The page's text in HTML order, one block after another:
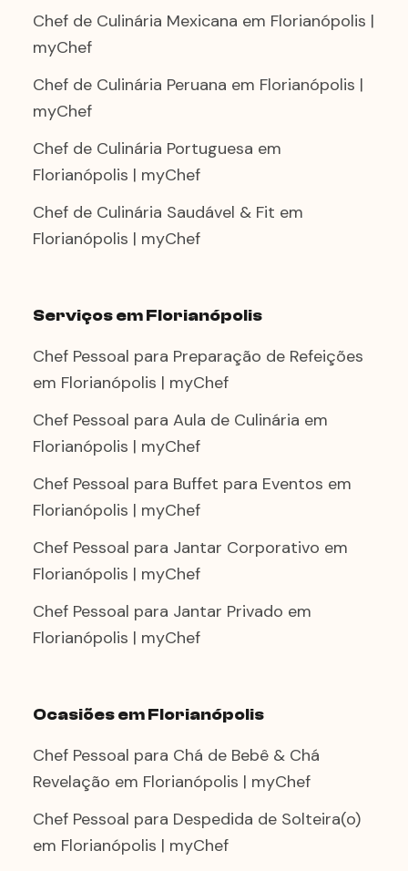
Chef de Culinária Mexicana em Florianópolis |
myChef
Chef de Culinária Peruana em Florianópolis |
myChef
Chef de Culinária Portuguesa em
Florianópolis | myChef
Chef de Culinária Saudável & Fit em
Florianópolis | myChef
Serviços em Florianópolis
Chef Pessoal para Preparação de Refeições
em Florianópolis | myChef
Chef Pessoal para Aula de Culinária em
Florianópolis | myChef
Chef Pessoal para Buffet para Eventos em
Florianópolis | myChef
Chef Pessoal para Jantar Corporativo em
Florianópolis | myChef
Chef Pessoal para Jantar Privado em
Florianópolis | myChef
Ocasiões em Florianópolis
Chef Pessoal para Chá de Bebê & Chá
Revelação em Florianópolis | myChef
Chef Pessoal para Despedida de Solteira(o)
em Florianópolis | myChef